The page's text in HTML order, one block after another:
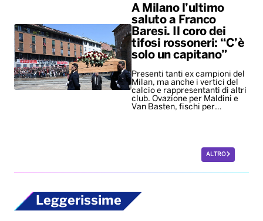
A Milano l’ultimo
saluto a Franco
Baresi. Il coro dei
tifosi rossoneri: “C’è
solo un capitano”
Presenti tanti ex campioni del
Milan, ma anche i vertici del
calcio e rappresentanti di altri
club. Ovazione per Maldini e
Van Basten, fischi per…
ALTRO
Leggerissime